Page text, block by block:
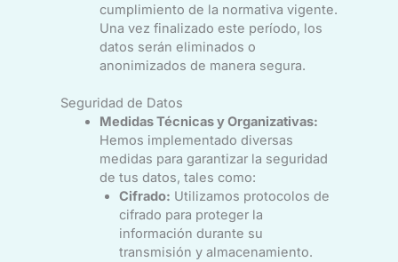
cumplimiento de la normativa vigente.
Una vez finalizado este período, los
datos serán eliminados o
anonimizados de manera segura.
Seguridad de Datos
Medidas Técnicas y Organizativas:
Hemos implementado diversas
medidas para garantizar la seguridad
de tus datos, tales como:
Cifrado: Utilizamos protocolos de
cifrado para proteger la
información durante su
transmisión y almacenamiento.